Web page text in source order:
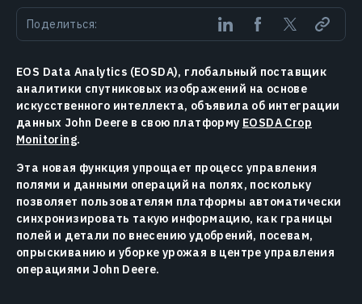
Поделиться:
EOS Data Analytics (EOSDA), глобальный поставщик
аналитики спутниковых изображений на основе
искусственного интеллекта, объявила об интеграции
данных John Deere в свою платформу EOSDA Crop
Monitoring.
Эта новая функция упрощает процесс управления
полями и данными операций на полях, поскольку
позволяет пользователям платформы автоматически
синхронизировать такую информацию, как границы
полей и детали по внесению удобрений, посевам,
опрыскиванию и уборке урожая в центре управления
операциями John Deere.